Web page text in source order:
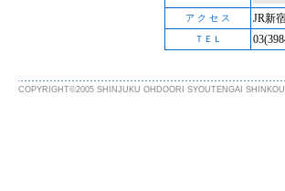
ア ク セ ス JR新
ＴＥＬ
COPYRIGHT©2005 SHINJUKU OHDOORI SYOUTENGAI